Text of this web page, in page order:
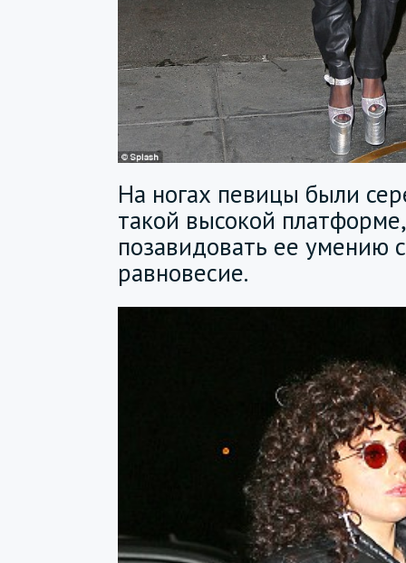
На ногах певицы были
такой высокой
позавидовать ее умению
равновесие.